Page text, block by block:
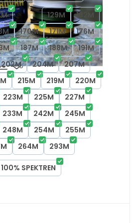
127M 129M
132M
170M 171M
176M
187M 188M
191M
202M 204M
207M
215M 219M
220M
223M 225M
227M
233M 242M
245M
248M 254M
255M
264M 293M
100% SPEKTREN
Favorit
Vergleichen Sie